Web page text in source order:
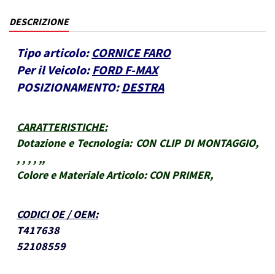
DESCRIZIONE
Tipo articolo: CORNICE FARO
Per il Veicolo: FORD F-MAX
POSIZIONAMENTO: DESTRA
CARATTERISTICHE:
Dotazione e Tecnologia: CON CLIP DI MONTAGGIO,
, , , , ,,
Colore e Materiale Articolo: CON PRIMER,
CODICI OE / OEM:
T417638
52108559